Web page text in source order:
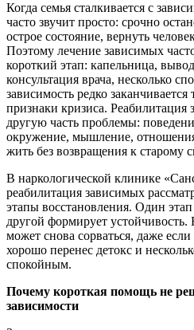
Когда семья сталкивается с
часто звучит просто: срочно
острое состояние, вернуть
Поэтому лечение зависимых
короткий этап: капельница,
консультация врача, несколько
зависимость редко
признаки кризиса. Реабилитация
другую часть проблемы:
окружение, мышление,
жить без возвращения к старому
В наркологической клинике
реабилитация зависимых
этапы восстановления. Один
другой формирует устойчивость.
может снова сорваться, даже
хорошо перенес детокс и
спокойным.
Почему короткая помощь не
зависимости